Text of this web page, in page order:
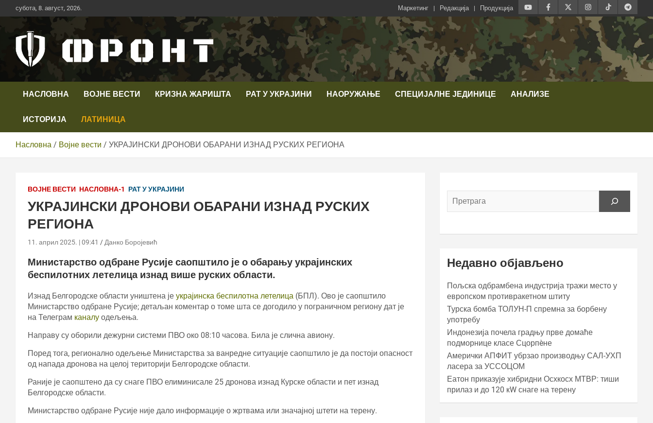
Скип
то
субота, 8. август, 2026. Маркетинг Редакција Продукција
Телевизија ФРОНТ
НАСЛОВНА ВОЈНЕ ВЕСТИ КРИЗНА ЖАРИШТА РАТ У УКРАЈИНИ НАОРУЖАЊЕ СПЕЦИЈАЛНЕ ЈЕДИНИЦЕ АНАЛИЗЕ
ИСТОРИЈА ЛАТИНИЦА
Насловна Војне вести УКРАЈИНСКИ ДРОНОВИ ОБАРАНИ ИЗНАД РУСКИХ РЕГИОНА
ВОЈНЕ ВЕСТИ НАСЛОВНА-1 РАТ У УКРАЈИНИ
УКРАЈИНСКИ ДРОНОВИ ОБАРАНИ ИЗНАД РУСКИХ
РЕГИОНА
11. април 2025. | 09:41 Данко Боројевић
Министарство одбране Русије саопштило је о обарању украјинских
беспилотних летелица изнад више руских области.
Изнад Белгородске области уништена је украјинска беспилотна летелица (БПЛ). Ово је саопштило
Министарство одбране Русије; детаљан коментар о томе шта се догодило у пограничном региону дат је
на Телеграм каналу одељења.
Направу су оборили дежурни системи ПВО око 08:10 часова. Била је слична авиону.
Поред тога, регионално одељење Министарства за ванредне ситуације саопштило је да постоји опасност
од напада дронова на целој територији Белгородске области.
Раније је саопштено да су снаге ПВО елиминисале 25 дронова изнад Курске области и пет изнад
Белгородске области.
Министарство одбране Русије није дало информације о жртвама или значајној штети на терену.
Недавно објављено
Пољска одбрамбена индустрија тражи место у
европском противракетном штиту
Турска бомба ТОЛУН-П спремна за борбену
употребу
Индонезија почела градњу прве домаће
подморнице класе Сцорпèне
Амерички АПФИТ убрзао производњу САЛ-УХП
ласера за УССОЦОМ
Еатон приказује хибридни Осхкосх МТВР: тиши
прилаз и до 120 кW снаге на терену